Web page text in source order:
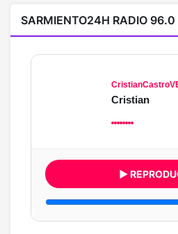
SARMIENTO24H RADIO 96.0
Cristian
▶